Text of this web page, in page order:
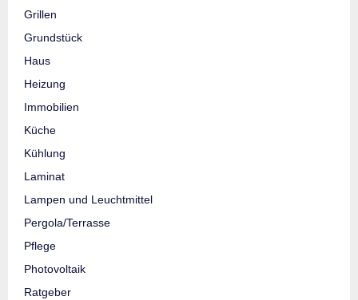
Grillen
Grundstück
Haus
Heizung
Immobilien
Küche
Kühlung
Laminat
Lampen und Leuchtmittel
Pergola/Terrasse
Pflege
Photovoltaik
Ratgeber